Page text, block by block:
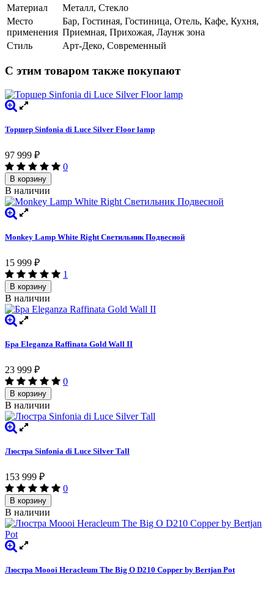
Материал
Металл, Стекло
Место
применения
Бар, Гостиная, Гостиница, Отель, Кафе, Кухня,
Приемная, Прихожая, Лаунж зона
Стиль
Арт-Деко, Современный
С этим товаром также покупают
Торшер Sinfonia di Luce Silver Floor lamp
97 999 ₽
0
В корзину
В наличии
Monkey Lamp White Right Светильник Подвесной
15 999 ₽
1
В корзину
В наличии
Бра Eleganza Raffinata Gold Wall II
23 999 ₽
0
В корзину
В наличии
Люстра Sinfonia di Luce Silver Tall
153 999 ₽
0
В корзину
В наличии
Люстра Moooi Heracleum The Big O D210 Copper by Bertjan Pot